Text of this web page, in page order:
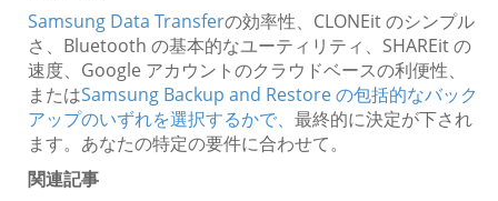
Samsung Data Transferの効率性、CLONEit のシンプル
さ、Bluetooth の基本的なユーティリティ、SHAREit の
速度、Google アカウントのクラウドベースの利便性、
またはSamsung Backup and Restore の包括的なバック
アップのいずれを選択するかで、 最終的に決定が下され
ます。あなたの特定の要件に合わせて。
関連記事